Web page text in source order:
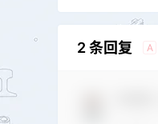
2 条回复 A